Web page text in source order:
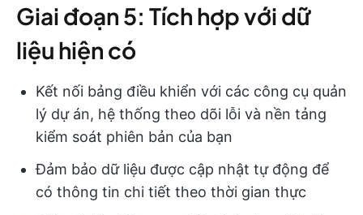
Giai đoạn 5: Tích hợp với dữ
liệu hiện có
Kết nối bảng điều khiển với các công cụ quản
lý dự án, hệ thống theo dõi lỗi và nền tảng
kiểm soát phiên bản của bạn
Đảm bảo dữ liệu được cập nhật tự động để
có thông tin chi tiết theo thời gian thực